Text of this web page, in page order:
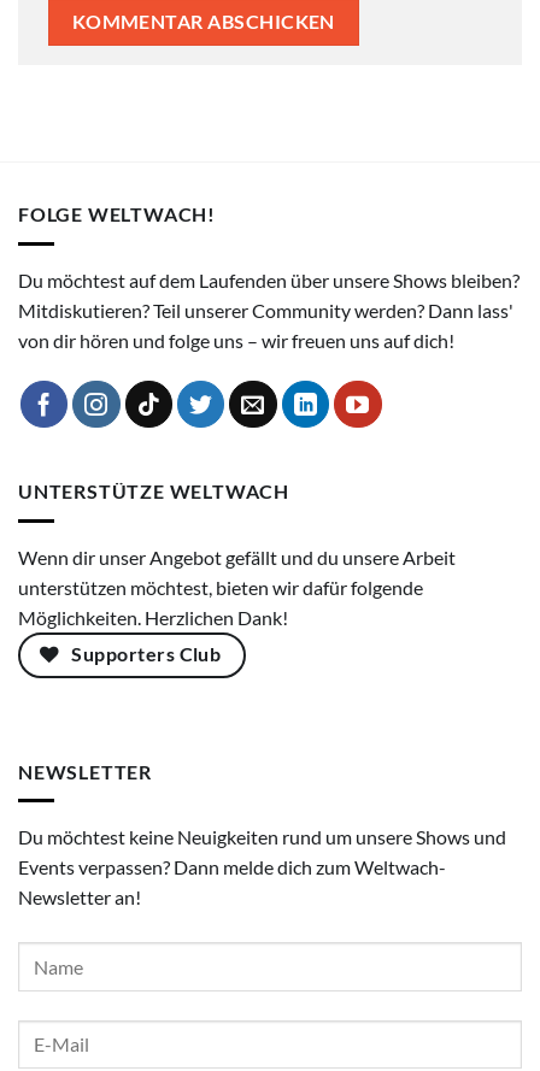
FOLGE WELTWACH!
Du möchtest auf dem Laufenden über unsere Shows bleiben?
Mitdiskutieren? Teil unserer Community werden? Dann lass'
von dir hören und folge uns – wir freuen uns auf dich!
UNTERSTÜTZE WELTWACH
Wenn dir unser Angebot gefällt und du unsere Arbeit
unterstützen möchtest, bieten wir dafür folgende
Möglichkeiten. Herzlichen Dank!
Supporters Club
NEWSLETTER
Du möchtest keine Neuigkeiten rund um unsere Shows und
Events verpassen? Dann melde dich zum Weltwach-
Newsletter an!